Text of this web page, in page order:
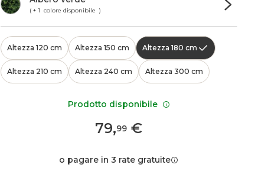
( + 1 colore disponibile )
Altezza 120 cm Altezza 150 cm Altezza 180 cm
Altezza 210 cm Altezza 240 cm Altezza 300 cm
79,99 €
o pagare in 3 rate gratuite